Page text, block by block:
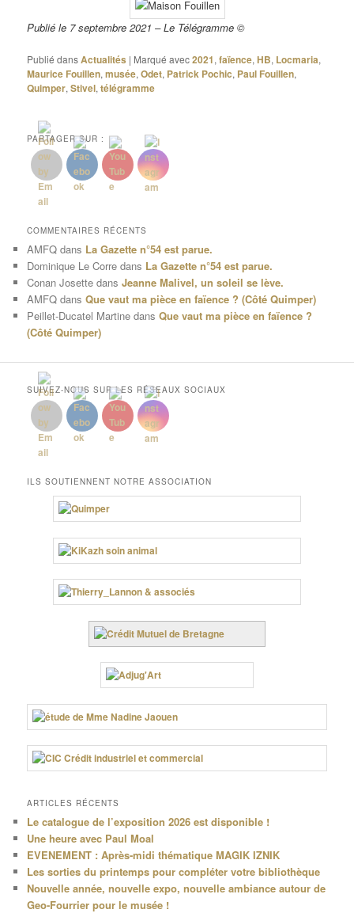
Publié le 7 septembre 2021 – Le Télégramme ©
Publié dansActualités | Marqué avec2021,faïence,HB, Locmaria,
Maurice Fouillen,musée,Odet, Patrick Pochic, Paul Fouillen,
Quimper,Stivel,télégramme
PARTAGER SUR :
COMMENTAIRES RÉCENTS
AMFQ dans La Gazette n°54 est parue.
Dominique Le Corre dans La Gazette n°54 est parue.
Conan Josette dansJeanne Malivel, un soleil se lève.
AMFQ dansQue vaut ma pièce en faïence ? (Côté Quimper)
Peillet-Ducatel Martine dansQue vaut ma pièce en faïence ?
(Côté Quimper)
SUIVEZ-NOUS SUR LES RÉSEAUX SOCIAUX
ILS SOUTIENNENT NOTRE ASSOCIATION
ARTICLES RÉCENTS
Le catalogue de l’exposition 2026 est disponible !
Une heure avec Paul Moal
EVENEMENT : Après-midi thématique MAGIK IZNIK
Les sorties du printemps pour compléter votre bibliothèque
Nouvelle année, nouvelle expo, nouvelle ambiance autour de
Geo-Fourrier pour le musée !